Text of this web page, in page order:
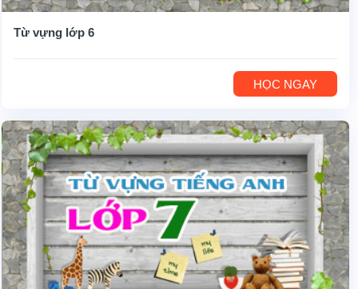
Từ vựng lớp 6
HỌC NGAY